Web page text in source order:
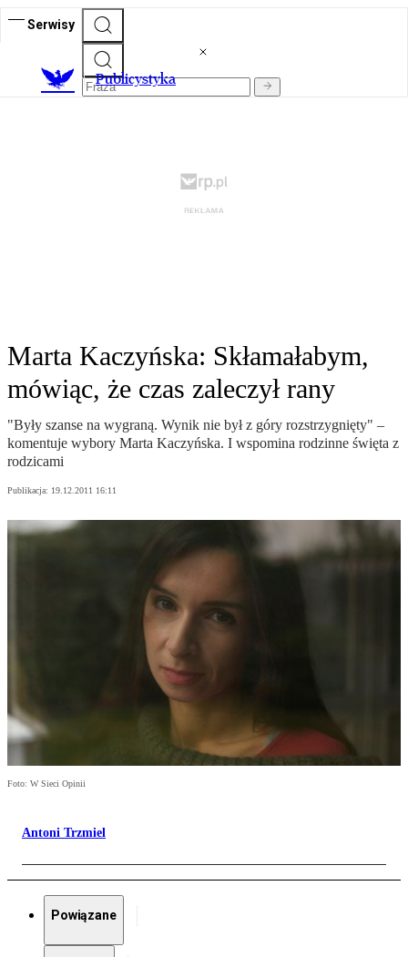
Serwisy
Publicystyka
Marta Kaczyńska: Skłamałabym,
mówiąc, że czas zaleczył rany
"Były szanse na wygraną. Wynik nie był z góry rozstrzygnięty" –
komentuje wybory Marta Kaczyńska. I wspomina rodzinne święta z
rodzicami
Publikacja: 19.12.2011 16:11
Foto: W Sieci Opinii
Antoni Trzmiel
Powiązane